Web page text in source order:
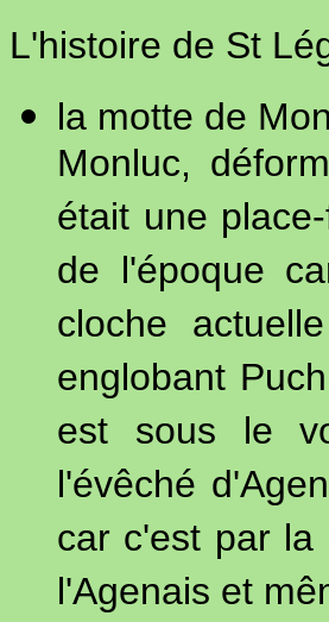
L'histoire de St
la motte de
Monluc,
était une
de l'époque
cloche
englobant
est sous le
l'évêché
car c'est par
l'Agenais et